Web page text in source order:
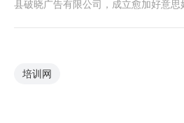
县破晓广告有限公司，成立愈加好意思
培训网